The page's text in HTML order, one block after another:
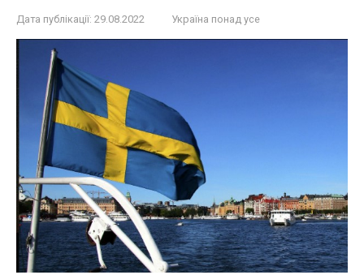
Дата публікації: 29.08.2022 Україна понад усе